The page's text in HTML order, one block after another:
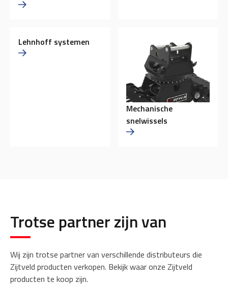
Lehnhoff systemen
Mechanische
snelwissels
Trotse partner zijn van
Wij zijn trotse partner van verschillende distributeurs die
Zijtveld producten verkopen. Bekijk waar onze Zijtveld
producten te koop zijn.